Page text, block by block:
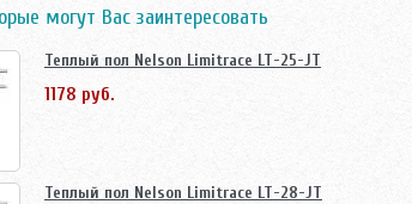
могут Вас заинтересовать
Теплый пол Nelson Limitrace LT-25-JT
1178 руб.
Теплый пол Nelson Limitrace LT-28-JT